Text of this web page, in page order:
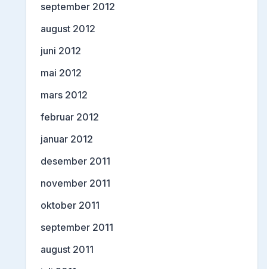
september 2012
august 2012
juni 2012
mai 2012
mars 2012
februar 2012
januar 2012
desember 2011
november 2011
oktober 2011
september 2011
august 2011